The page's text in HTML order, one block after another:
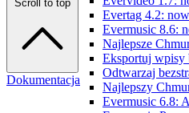
Evertag 4.2:
Evermusic 8.6:
Najlepsze
Eksportuj wpisy
Odtwarzaj
Najlepszy
Evermusic 6.8:
Scroll to top
Dokumentacja